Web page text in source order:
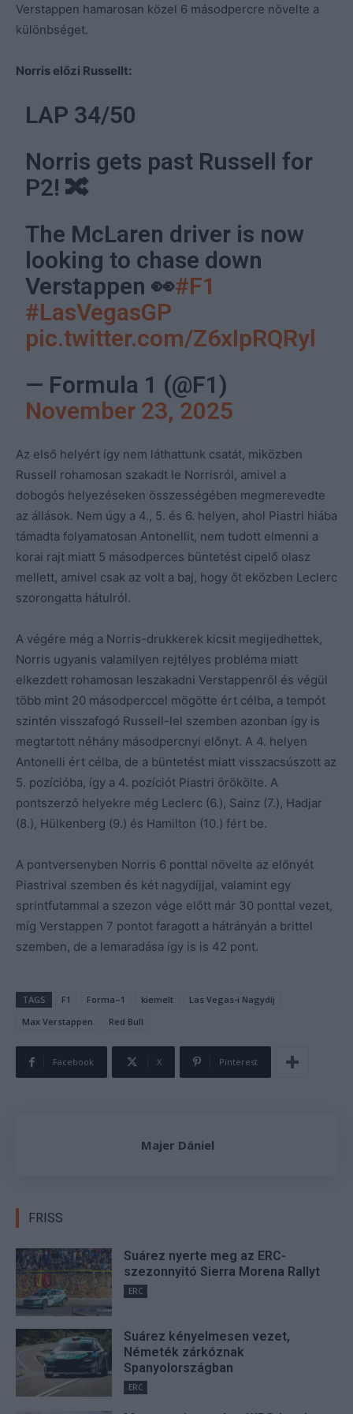
Verstappen hamarosan közel 6 másodpercre növelte a
különbséget.
Norris előzi Russellt:
LAP 34/50
Norris gets past Russell for
P2! 🔀
The McLaren driver is now
looking to chase down
Verstappen 👀#F1
#LasVegasGP
pic.twitter.com/Z6xIpRQRyl
— Formula 1 (@F1)
November 23, 2025
Az első helyért így nem láthattunk csatát, miközben
Russell rohamosan szakadt le Norrisról, amivel a
dobogós helyezéseken összességében megmerevedte
az állások. Nem úgy a 4., 5. és 6. helyen, ahol Piastri hiába
támadta folyamatosan Antonellit, nem tudott elmenni a
korai rajt miatt 5 másodperces büntetést cipelő olasz
mellett, amivel csak az volt a baj, hogy őt eközben Leclerc
szorongatta hátulról.
A végére még a Norris-drukkerek kicsit megijedhettek,
Norris ugyanis valamilyen rejtélyes probléma miatt
elkezdett rohamosan leszakadni Verstappenről és végül
több mint 20 másodperccel mögötte ért célba, a tempót
szintén visszafogó Russell-lel szemben azonban így is
megtartott néhány másodpercnyi előnyt. A 4. helyen
Antonelli ért célba, de a büntetést miatt visszacsúszott az
5. pozícióba, így a 4. pozíciót Piastri örökölte. A
pontszerző helyekre még Leclerc (6.), Sainz (7.), Hadjar
(8.), Hülkenberg (9.) és Hamilton (10.) fért be.
A pontversenyben Norris 6 ponttal növelte az előnyét
Piastrival szemben és két nagydíjjal, valamint egy
sprintfutammal a szezon vége előtt már 30 ponttal vezet,
míg Verstappen 7 pontot faragott a hátrányán a brittel
szemben, de a lemaradása így is is 42 pont.
TAGS F1 Forma–1 kiemelt
Las Vegas-i Nagydíj
Max Verstappen
Red Bull
Facebook X Pinterest
Majer Dániel
FRISS
Suárez nyerte meg az ERC-
szezonnyitó Sierra Morena Rallyt
ERC
Suárez kényelmesen vezet,
Németék zárkóznak
Spanyolországban
ERC